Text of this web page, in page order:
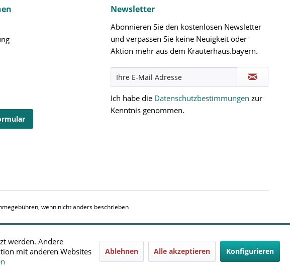
Newsletter
Abonnieren Sie den kostenlosen Newsletter
und verpassen Sie keine Neuigkeit oder
Aktion mehr aus dem Kräuterhaus.bayern.
Ich habe die Datenschutzbestimmungen zur
Kenntnis genommen.
wenn nicht anders beschrieben
werden. Andere
mit anderen Websites
Ablehnen Alle akzeptieren Konfigurieren